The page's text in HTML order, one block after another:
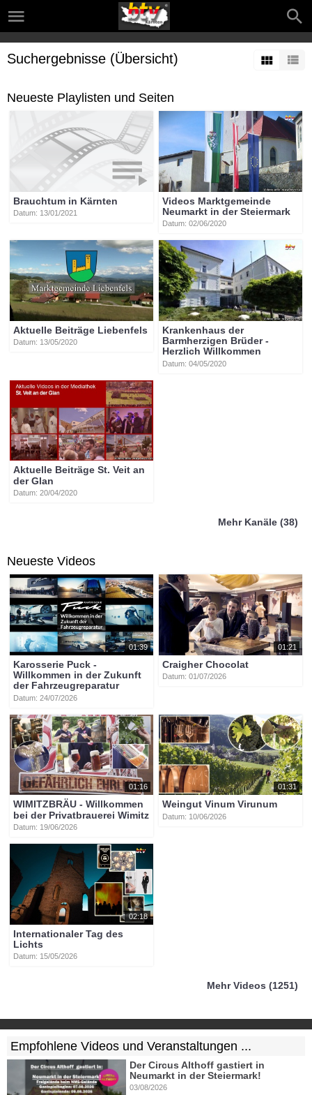
Suchergebnisse (Übersicht)
Neueste Playlisten und Seiten
Brauchtum in Kärnten
Datum: 13/01/2021
Videos Marktgemeinde
Neumarkt in der Steiermark
Datum: 02/06/2020
Aktuelle Beiträge Liebenfels
Datum: 13/05/2020
Krankenhaus der
Barmherzigen Brüder -
Herzlich Willkommen
Datum: 04/05/2020
Aktuelle Beiträge St. Veit an
der Glan
Datum: 20/04/2020
Mehr Kanäle (38)
Neueste Videos
01:39
Karosserie Puck -
Willkommen in der Zukunft
der Fahrzeugreparatur
Datum: 24/07/2026
01:21
Craigher Chocolat
Datum: 01/07/2026
01:16
WIMITZBRÄU - Willkommen
bei der Privatbrauerei Wimitz
Datum: 19/06/2026
01:31
Weingut Vinum Virunum
Datum: 10/06/2026
02:18
Internationaler Tag des
Lichts
Datum: 15/05/2026
Mehr Videos (1251)
Empfohlene Videos und Veranstaltungen ...
Der Circus Althoff gastiert in
Neumarkt in der Steiermark!
03/08/2026